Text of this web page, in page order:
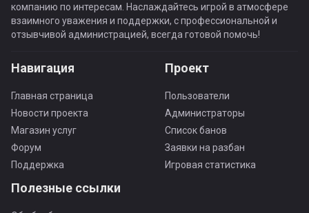
компанию по интересам. Наслаждайтесь игрой в атмосфере
взаимного уважения и поддержки, с профессиональной и
отзывчивой администрацией, всегда готовой помочь!
Навигация
Главная страница
Новости проекта
Магазин услуг
Форум
Поддержка
Проект
Пользователи
Администраторы
Список банов
Заявки на разбан
Игровая статистика
Полезные ссылки